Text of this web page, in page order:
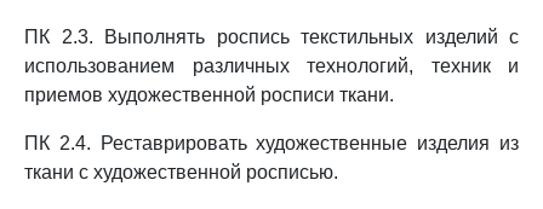
ПК 2.3. Выполнять роспись текстильных изделий с
использованием различных технологий, техник и
приемов художественной росписи ткани.
ПК 2.4. Реставрировать художественные изделия из
ткани с художественной росписью.